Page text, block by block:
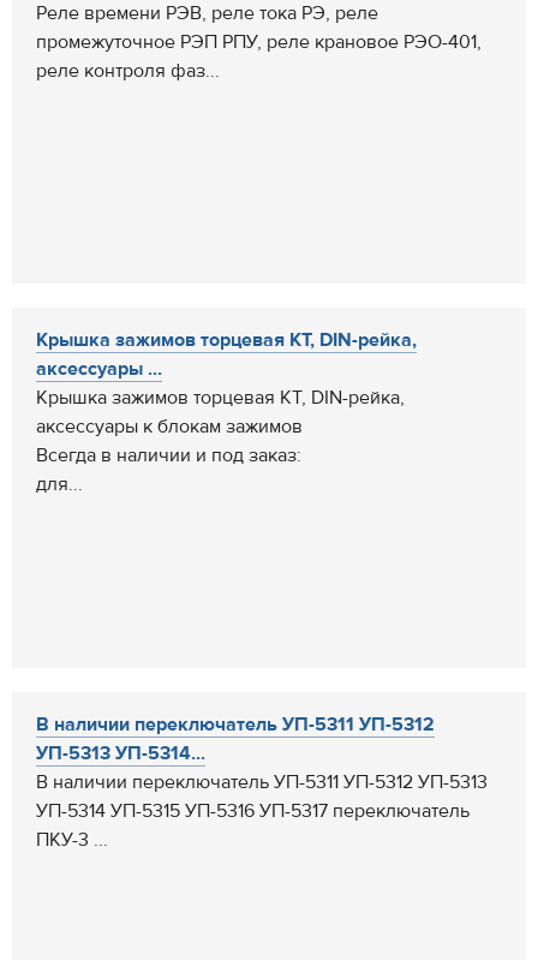
Реле времени РЭВ, реле тока РЭ, реле
промежуточное РЭП РПУ, реле крановое РЭО-401,
реле контроля фаз...
Крышка зажимов торцевая КТ, DIN-рейка,
аксессуары ...
Крышка зажимов торцевая КТ, DIN-рейка,
аксессуары к блокам зажимов
Всегда в наличии и под заказ:
для...
В наличии переключатель УП-5311 УП-5312
УП-5313 УП-5314...
В наличии переключатель УП-5311 УП-5312 УП-5313
УП-5314 УП-5315 УП-5316 УП-5317 переключатель
ПКУ-3 ...